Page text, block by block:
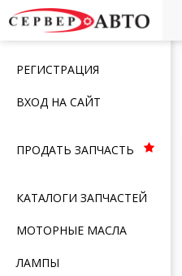
Меню
РЕГИСТРАЦИЯ
ВХОД НА САЙТ
ПРОДАТЬ ЗАПЧАСТЬ
КАТАЛОГИ ЗАПЧАСТЕЙ
МОТОРНЫЕ МАСЛА
ЛАМПЫ